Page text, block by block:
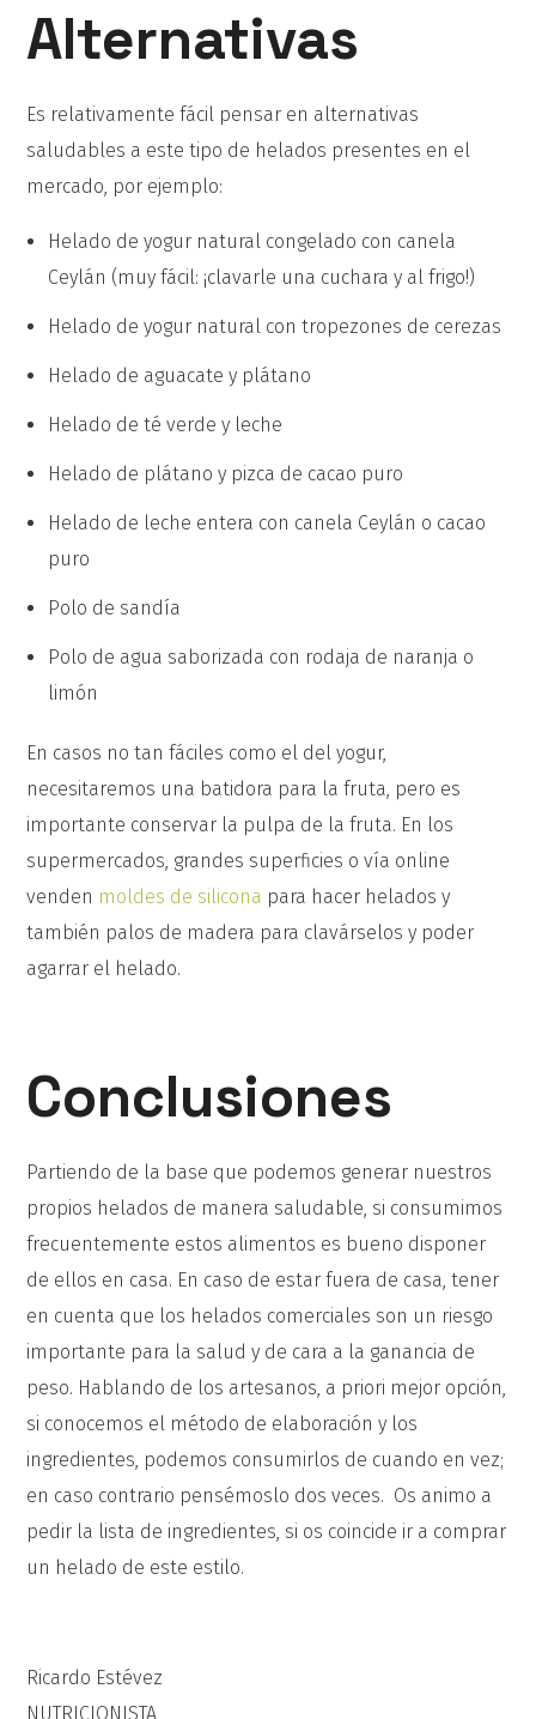
Alternativas
Es relativamente fácil pensar en alternativas
saludables a este tipo de helados presentes en el
mercado, por ejemplo:
Helado de yogur natural congelado con canela
Ceylán (muy fácil: ¡clavarle una cuchara y al frigo!)
Helado de yogur natural con tropezones de cerezas
Helado de aguacate y plátano
Helado de té verde y leche
Helado de plátano y pizca de cacao puro
Helado de leche entera con canela Ceylán o cacao
puro
Polo de sandía
Polo de agua saborizada con rodaja de naranja o
limón
En casos no tan fáciles como el del yogur,
necesitaremos una batidora para la fruta, pero es
importante conservar la pulpa de la fruta. En los
supermercados, grandes superficies o vía online
venden moldes de silicona para hacer helados y
también palos de madera para clavárselos y poder
agarrar el helado.
Conclusiones
Partiendo de la base que podemos generar nuestros
propios helados de manera saludable, si consumimos
frecuentemente estos alimentos es bueno disponer
de ellos en casa. En caso de estar fuera de casa, tener
en cuenta que los helados comerciales son un riesgo
importante para la salud y de cara a la ganancia de
peso. Hablando de los artesanos, a priori mejor opción,
si conocemos el método de elaboración y los
ingredientes, podemos consumirlos de cuando en vez;
en caso contrario pensémoslo dos veces. Os animo a
pedir la lista de ingredientes, si os coincide ir a comprar
un helado de este estilo.
Ricardo Estévez
NUTRICIONISTA